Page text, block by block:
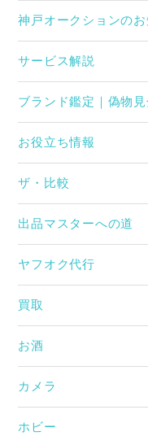
神戸オークションの
サービス解説
ブランド鑑定｜偽物
お役立ち情報
ザ・比較
出品マスターへの道
ヤフオク代行
買取
お酒
カメラ
ホビー